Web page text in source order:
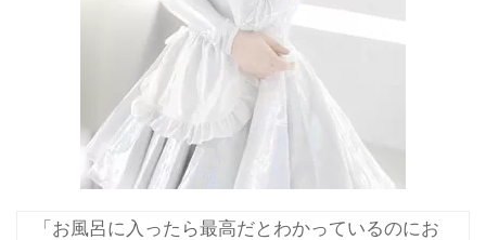
「お風呂に入ったら最高だとわかっているのにお